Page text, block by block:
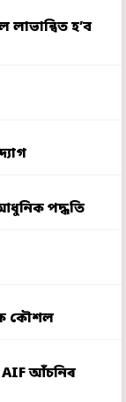
হ’ব
পদ্ধতি
কৌশল
আঁচনিৰ